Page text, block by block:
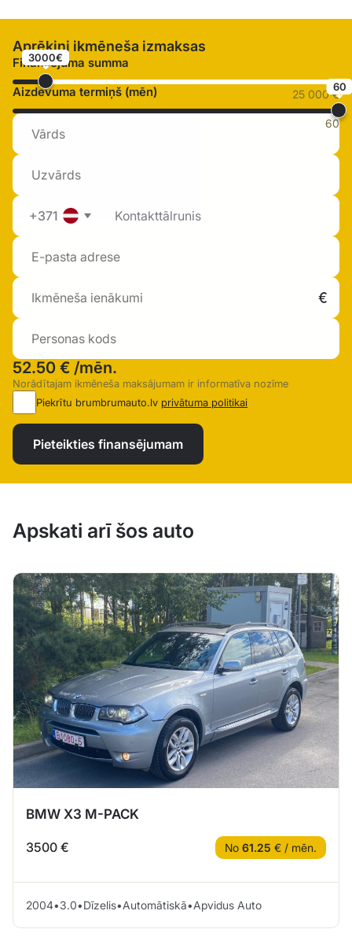
Aprēķini ikmēneša izmaksas
Finansējuma summa
3000€
25 000 €
Aizdevuma termiņš (mēn) 60
60
+371
52.50 € /mēn.
Norādītajam ikmēneša maksājumam ir informatīva nozīme
Piekrītu brumbrumauto.lv privātuma politikai
Pieteikties finansējumam
Apskati arī šos auto
BMW X3 M-PACK
3500 € No 61.25 € / mēn.
2004•3.0•Dīzelis•Automātiskā•Apvidus Auto